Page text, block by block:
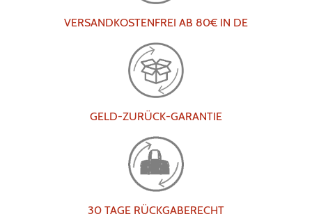
VERSANDKOSTENFREI AB 80€ IN DE
GELD-ZURÜCK-GARANTIE
30 TAGE RÜCKGABERECHT